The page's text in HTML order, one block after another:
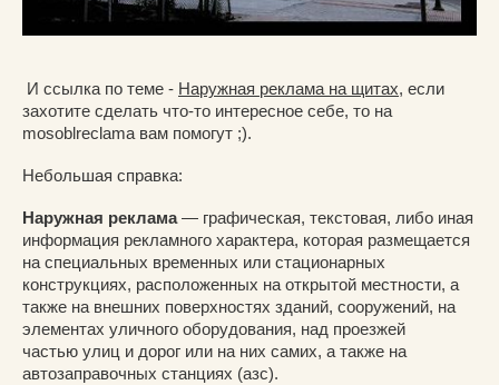
И ссылка по теме - Наружная реклама на щитах, если
захотите сделать что-то интересное себе, то на
mosoblreclama вам помогут ;).
Небольшая справка:
Наружная реклама— графическая, текстовая, либо иная
информация рекламного характера, которая размещается
на специальных временных или стационарных
конструкциях, расположенных на открытой местности, а
также на внешних поверхностях зданий, сооружений, на
элементах уличного оборудования, над проезжей
частью улиц и дорог или на них самих, а также на
автозаправочных станциях (азс).